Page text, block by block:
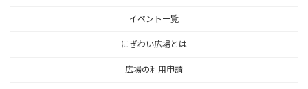
イベント一覧
にぎわい広場とは
広場の利用申請